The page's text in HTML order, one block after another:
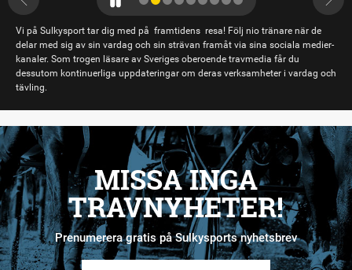
Vi på Sulkysport tar dig med på framtidens resa! Följ nio tränare när de
delar med sig av sin vardag och sin strävan framåt via sina sociala medier-
kanaler. Som trogen läsare av Sveriges oberoende travmedia får du
dessutom kontinuerliga uppdateringar om deras verksamheter i vardag och
tävling.
MISSA INGA
TRAVNYHETER!
Prenumerera gratis på Sulkysports nyhetsbrev